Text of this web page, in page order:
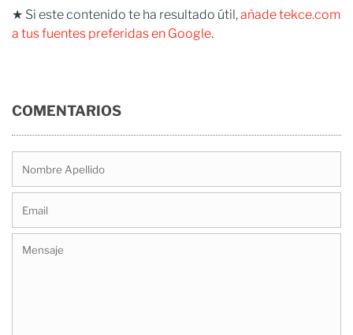
★ Si este contenido te ha resultado útil,añade tekce.com
a tus fuentes preferidas en Google.
COMENTARIOS